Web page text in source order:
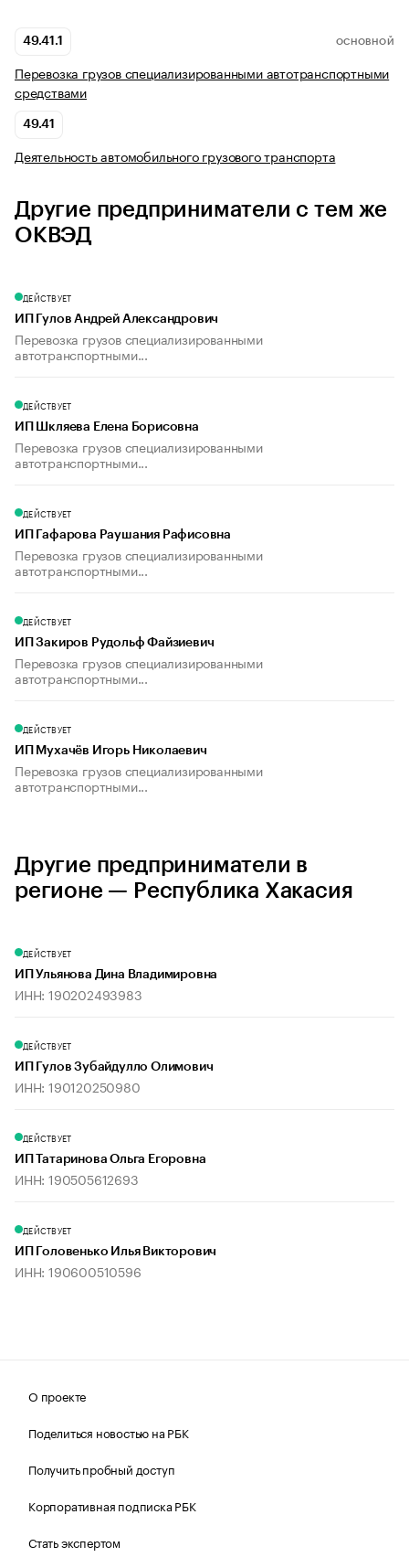
49.41.1 ОСНОВНОЙ
Перевозка грузов специализированными автотранспортными
средствами
49.41
Деятельность автомобильного грузового транспорта
Другие предприниматели с тем же
ОКВЭД
ДЕЙСТВУЕТ
ИП Гулов Андрей Александрович
Перевозка грузов специализированными
автотранспортными...
ДЕЙСТВУЕТ
ИП Шкляева Елена Борисовна
Перевозка грузов специализированными
автотранспортными...
ДЕЙСТВУЕТ
ИП Гафарова Раушания Рафисовна
Перевозка грузов специализированными
автотранспортными...
ДЕЙСТВУЕТ
ИП Закиров Рудольф Файзиевич
Перевозка грузов специализированными
автотранспортными...
ДЕЙСТВУЕТ
ИП Мухачёв Игорь Николаевич
Перевозка грузов специализированными
автотранспортными...
Другие предприниматели в
регионе — Республика Хакасия
ДЕЙСТВУЕТ
ИП Ульянова Дина Владимировна
ИНН: 190202493983
ДЕЙСТВУЕТ
ИП Гулов Зубайдулло Олимович
ИНН: 190120250980
ДЕЙСТВУЕТ
ИП Татаринова Ольга Егоровна
ИНН: 190505612693
ДЕЙСТВУЕТ
ИП Головенько Илья Викторович
ИНН: 190600510596
О проекте
Поделиться новостью на РБК
Получить пробный доступ
Корпоративная подписка РБК
Стать экспертом